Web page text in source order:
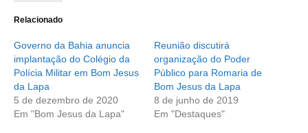
Relacionado
Governo da Bahia anuncia
implantação do Colégio da
Polícia Militar em Bom Jesus
da Lapa
5 de dezembro de 2020
Em "Bom Jesus da Lapa"
Reunião discutirá
organização do Poder
Público para Romaria de
Bom Jesus da Lapa
8 de junho de 2019
Em "Destaques"